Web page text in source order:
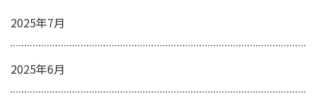
2025年7月
2025年6月